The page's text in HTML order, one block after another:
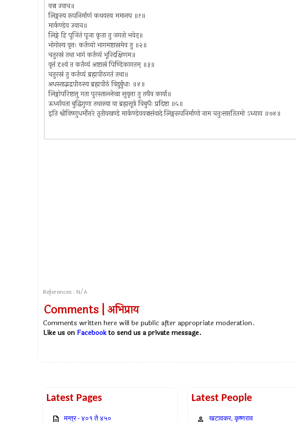
वज्र उवाच॥
लिङ्गस्य रूपनिर्माणं कथयस्व ममानघ ॥१॥
मार्कण्डेय उवाच॥
लिङ्गे हि पूजितं पूजा कृता तु जगतो भवेत्॥
भोगोस्य वृत्तः कर्तव्यो भागमष्टास्रमेव तु ॥२॥
चतुरस्रं तथा भागं कर्तव्यं भूरिदक्षिणम॥
वृत्तं दृश्यं त कर्तव्यं अष्टास्रं पिण्डिकागतम् ॥३॥
चतुरस्रं तु कर्तव्यं ब्रह्मपीठगतं तथा॥
अधस्ताद्भद्रपीठस्य ब्रह्मपीठं विदुर्बुधाः ॥४॥
लिङ्गोपरिष्टात्तु गता पुरस्ताल्लेखा सुवृत्ता तु तथैव कार्या॥
ऊर्ध्वायता बुद्धिगुणा तथास्या या ब्रह्मसूत्रे विबुधैः प्रदिष्टा ॥५॥
इति श्रीविष्णुधर्मोत्तरे तृतीयखण्डे मार्कण्डेयवज्रसंवादे लिङ्गरूपनिर्माणो नाम चतुःसप्ततितमो ऽध्याय ॥७४॥
References : N/A
Comments | अभिप्राय
Comments written here will be public after appropriate moderation.
Like us on Facebookto send us a private message.
Latest Pages
मन्त्र - ४०१ ते ४५०
Latest People
खटावकर, कृष्णराव